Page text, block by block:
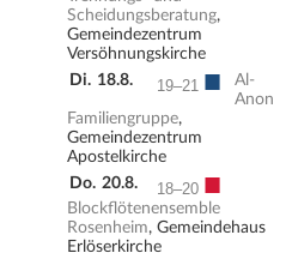
Scheidungsberatung,
Gemeindezentrum
Versöhnungskirche
Di. 18.8. 19–21 ■
Al-
Anon
Familiengruppe,
Gemeindezentrum
Apostelkirche
Do. 20.8. 18–20 ■
Blockflötenensemble
Rosenheim, Gemeindehaus
Erlöserkirche